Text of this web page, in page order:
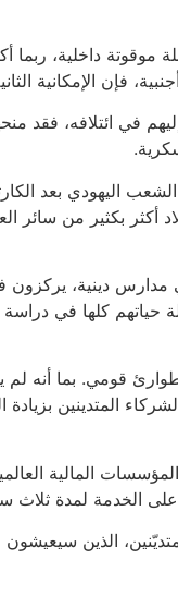
موقوتة داخلية،
فإن الإمكانية
في ائتلافه،
صفوف الشعب
أكثر بكثير من
ما بين 8-10 أولاد. جميعهم
حياتهم كلها في
قومي. بما أنه
المتدينين
المؤسسات المالية
الخدمة لمدة
الذين